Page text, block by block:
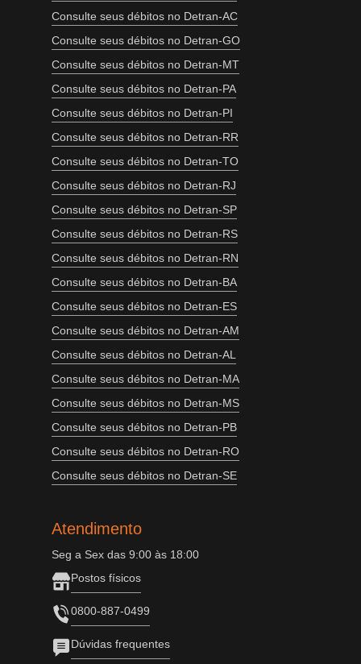
Consulte seus débitos no Detran-AC
Consulte seus débitos no Detran-GO
Consulte seus débitos no Detran-MT
Consulte seus débitos no Detran-PA
Consulte seus débitos no Detran-PI
Consulte seus débitos no Detran-RR
Consulte seus débitos no Detran-TO
Consulte seus débitos no Detran-RJ
Consulte seus débitos no Detran-SP
Consulte seus débitos no Detran-RS
Consulte seus débitos no Detran-RN
Consulte seus débitos no Detran-BA
Consulte seus débitos no Detran-ES
Consulte seus débitos no Detran-AM
Consulte seus débitos no Detran-AL
Consulte seus débitos no Detran-MA
Consulte seus débitos no Detran-MS
Consulte seus débitos no Detran-PB
Consulte seus débitos no Detran-RO
Consulte seus débitos no Detran-SE
Atendimento
Seg a Sex das 9:00 às 18:00
Postos físicos
0800-887-0499
Dúvidas frequentes